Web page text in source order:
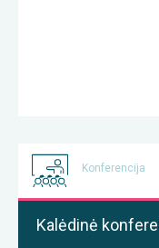
Konferencija
Kalėdinė